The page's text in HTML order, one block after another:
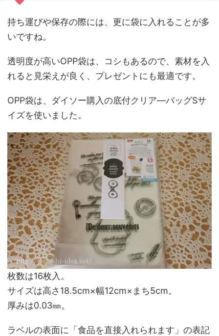
持ち運びや保存の際には、更に袋に入れることが多
いですね。
透明度が高いOPP袋は、コシもあるので、素材を入
れると見栄えが良く、プレゼントにも最適です。
OPP袋は、ダイソー購入の底付クリア―バッグSサ
イズを使いました。
枚数は16枚入。
サイズは高さ18.5cm×幅12cm×まち5cm。
厚みは0.03㎜。
ラベルの表面に「食品を直接入れられます」の表記